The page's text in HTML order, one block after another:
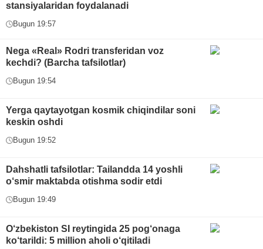
stansiyalaridan foydalanadi
Bugun 19:57
Nega «Real» Rodri transferidan voz
kechdi? (Barcha tafsilotlar)
Bugun 19:54
Yerga qaytayotgan kosmik chiqindilar soni
keskin oshdi
Bugun 19:52
Dahshatli tafsilotlar: Tailandda 14 yoshli
o‘smir maktabda otishma sodir etdi
Bugun 19:49
O‘zbekiston SI reytingida 25 pog‘onaga
ko‘tarildi: 5 million aholi o‘qitiladi